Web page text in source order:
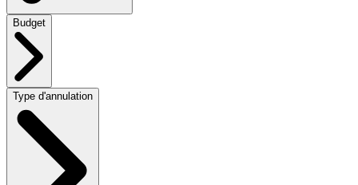
Budget
Type d'annulation